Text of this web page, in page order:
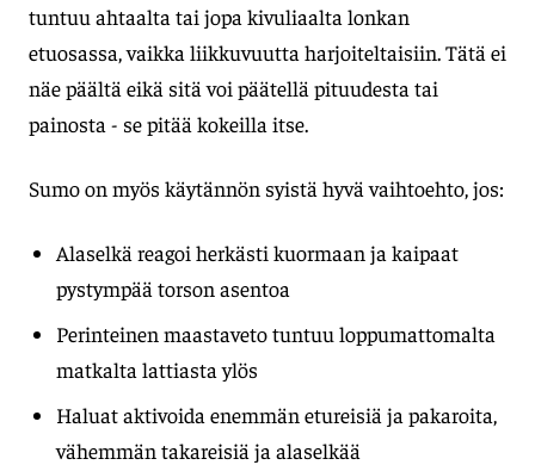
tuntuu ahtaalta tai jopa kivuliaalta lonkan
etuosassa, vaikka liikkuvuutta harjoiteltaisiin. Tätä ei
näe päältä eikä sitä voi päätellä pituudesta tai
painosta - se pitää kokeilla itse.
Sumo on myös käytännön syistä hyvä vaihtoehto, jos:
Alaselkä reagoi herkästi kuormaan ja kaipaat
pystympää torson asentoa
Perinteinen maastaveto tuntuu loppumattomalta
matkalta lattiasta ylös
Haluat aktivoida enemmän etureisiä ja pakaroita,
vähemmän takareisiä ja alaselkää